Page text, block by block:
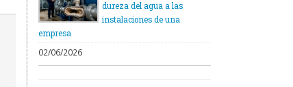
dureza del agua a las
instalaciones de una
empresa
02/06/2026